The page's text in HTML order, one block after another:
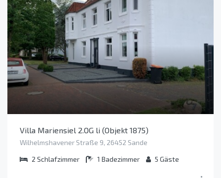
Villa Mariensiel 2.OG li (Objekt 1875)
Wilhelmshavener Straße 9, 26452 Sande
2 Schlafzimmer 1 Badezimmer 5 Gäste